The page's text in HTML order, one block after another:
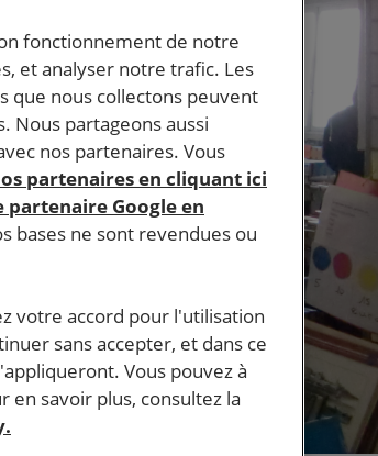
fonctionnement de notre
et analyser notre trafic. Les
que nous collectons peuvent
Nous partageons aussi
nos partenaires. Vous
partenaires en cliquant ici
Google en
bases ne sont revendues ou
votre accord pour l'utilisation
sans accepter, et dans ce
Vous pouvez à
savoir plus, consultez la